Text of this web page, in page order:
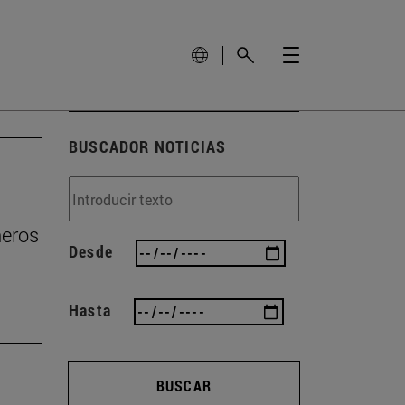
BUSCADOR NOTICIAS
Desde
Hasta
BUSCAR